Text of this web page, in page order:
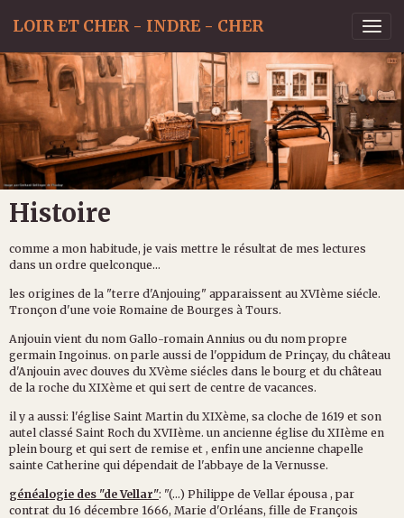
LOIR ET CHER - INDRE - CHER
Histoire
comme a mon habitude, je vais mettre le résultat de mes lectures
dans un ordre quelconque...
les origines de la "terre d'Anjouing" apparaissent au XVIème siécle.
Tronçon d'une voie Romaine de Bourges à Tours.
Anjouin vient du nom Gallo-romain Annius ou du nom propre
germain Ingoinus. on parle aussi de l'oppidum de Prinçay, du château
d'Anjouin avec douves du XVème siécles dans le bourg et du château
de la roche du XIXème et qui sert de centre de vacances.
il y a aussi: l'église Saint Martin du XIXème, sa cloche de 1619 et son
autel classé Saint Roch du XVIIème. un ancienne église du XIIème en
plein bourg et qui sert de remise et , enfin une ancienne chapelle
sainte Catherine qui dépendait de l'abbaye de la Vernusse.
généalogie des "de Vellar": "(...) Philippe de Vellar épousa , par
contrat du 16 décembre 1666, Marie d'Orléans, fille de François